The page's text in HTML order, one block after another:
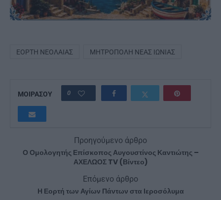
ΕΟΡΤΉ ΝΕΟΛΑΊΑΣ ΜΗΤΡΌΠΟΛΗ ΝΈΑΣ ΙΩΝΊΑΣ
ΜΟΙΡΑΣΟΥ 0
Προηγούμενο άρθρο
Ο Ομολογητής Επίσκοπος Αυγουστίνος Καντιώτης –
ΑΧΕΛΩΟΣ TV (Βίντεο)
Επόμενο άρθρο
Η Εορτή των Αγίων Πάντων στα Ιεροσόλυμα